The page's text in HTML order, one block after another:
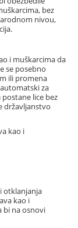
bez
nivou,
i muškarcima da
se posebno
ili promena
za
lice bez
državljanstvo
kao i
otklanjanja
kao i
bi na osnovi